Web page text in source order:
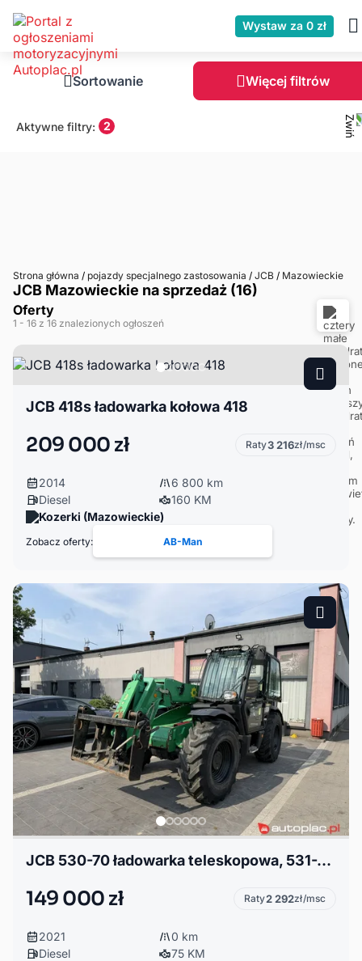
Wystaw za 0 zł
Sortowanie Więcej filtrów
Aktywne filtry: 2
Strona główna / pojazdy specjalnego zastosowania / JCB / Mazowieckie
JCB Mazowieckie na sprzedaż (16)
Oferty
1 - 16 z 16 znalezionych ogłoszeń
JCB 418s ładowarka kołowa 418
209 000 zł Raty3 216zł/msc
2014
6 800 km
Diesel
160 KM
Kozerki (Mazowieckie)
Zobacz oferty: AB-Man
JCB 530-70 ładowarka teleskopowa, 531-70, 1395MTH
149 000 zł Raty2 292zł/msc
2021
0 km
Diesel
75 KM